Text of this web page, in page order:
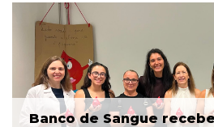
Banco de Sangue